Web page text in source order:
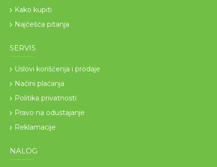
Kako kupiti
Najčešća pitanja
SERVIS
Uslovi korišćenja i prodaje
Načini plaćanja
Politika privatnosti
Pravo na odustajanje
Reklamacije
NALOG